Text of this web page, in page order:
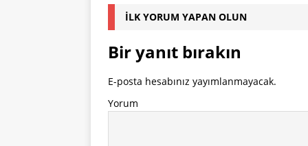
İLK YORUM YAPAN OLUN
Bir yanıt bırakın
E-posta hesabınız yayımlanmayacak.
Yorum